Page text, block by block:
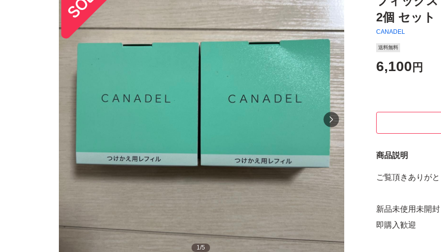
1/5
2個 セット
CANADEL
送料無料
6,100 円
商品説明
ご覧頂きありが
新品未使用未開封
即購入歓迎